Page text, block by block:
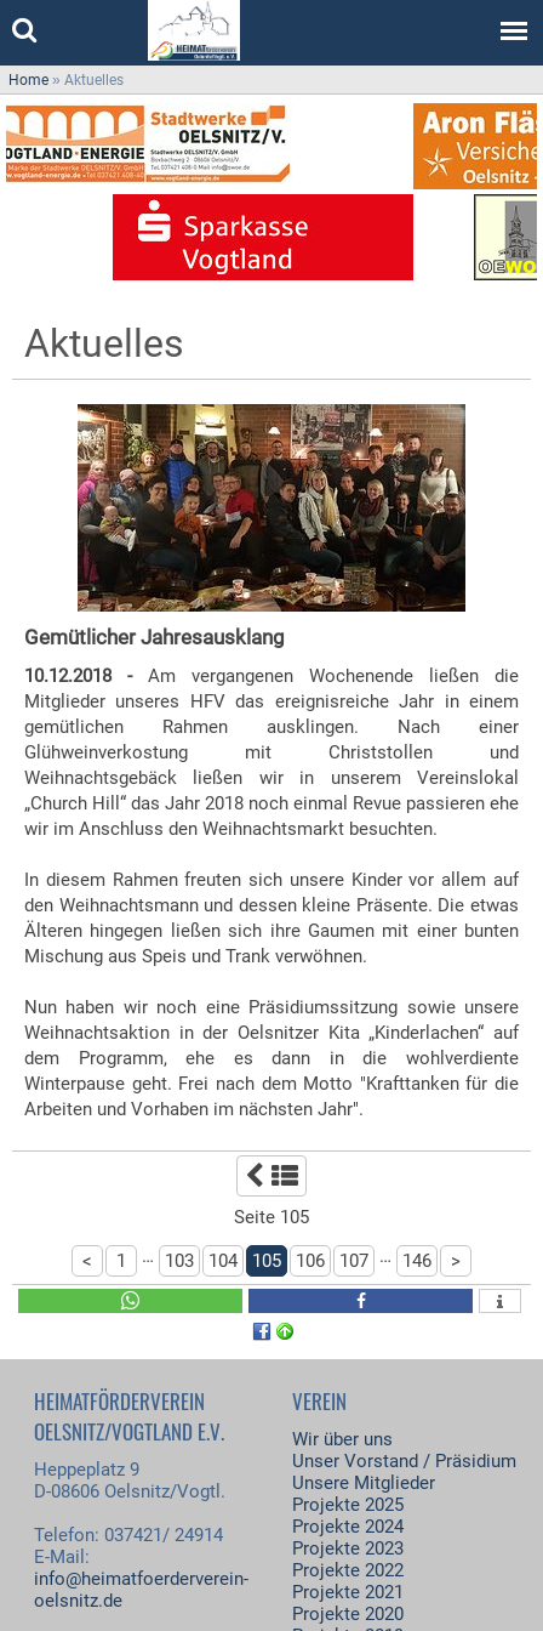
Home » Aktuelles
Aktuelles
Gemütlicher Jahresausklang
10.12.2018 -Am vergangenen Wochenende ließen die
Mitglieder unseres HFV das ereignisreiche Jahr in einem
gemütlichen Rahmen ausklingen. Nach einer
Glühweinverkostung mit Christstollen und
Weihnachtsgebäck ließen wir in unserem Vereinslokal
„Church Hill“ das Jahr 2018 noch einmal Revue passieren ehe
wir im Anschluss den Weihnachtsmarkt besuchten.
In diesem Rahmen freuten sich unsere Kinder vor allem auf
den Weihnachtsmann und dessen kleine Präsente. Die etwas
Älteren hingegen ließen sich ihre Gaumen mit einer bunten
Mischung aus Speis und Trank verwöhnen.
Nun haben wir noch eine Präsidiumssitzung sowie unsere
Weihnachtsaktion in der Oelsnitzer Kita „Kinderlachen“ auf
dem Programm, ehe es dann in die wohlverdiente
Winterpause geht. Frei nach dem Motto "Krafttanken für die
Arbeiten und Vorhaben im nächsten Jahr".
Seite 105
<
1 … 103 104 105 106 107 … 146 >
HEIMATFÖRDERVEREIN
OELSNITZ/VOGTLAND E.V.
Heppeplatz 9
D-08606 Oelsnitz/Vogtl.
Telefon: 037421/ 24914
E-Mail:
info@heimatfoerderverein-
oelsnitz.de
VEREIN
Wir über uns
Unser Vorstand / Präsidium
Unsere Mitglieder
Projekte 2025
Projekte 2024
Projekte 2023
Projekte 2022
Projekte 2021
Projekte 2020